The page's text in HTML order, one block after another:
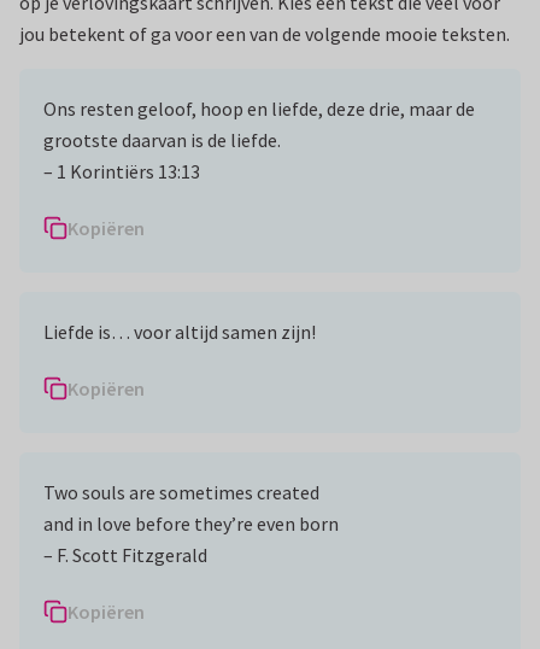
jou betekent of ga voor een van de volgende mooie teksten.
Ons resten geloof, hoop en liefde, deze drie, maar de
grootste daarvan is de liefde.
– 1 Korintiërs 13:13
Kopiëren
Liefde is… voor altijd samen zijn!
Kopiëren
Two souls are sometimes created
and in love before they’re even born
– F. Scott Fitzgerald
Kopiëren